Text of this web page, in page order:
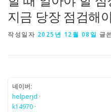
지금 당장 점검해
작성일자 2025년 12월 08일 글
네이버:
helperjd ·
k14970 ·